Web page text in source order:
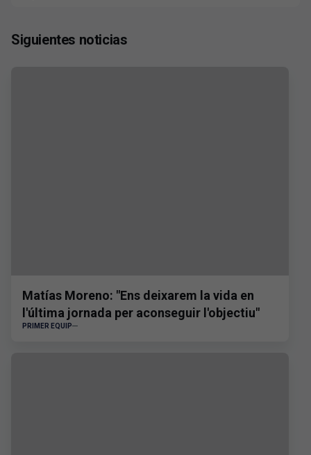
Siguientes noticias
Matías Moreno: "Ens deixarem la vida en
l'última jornada per aconseguir l'objectiu"
PRIMER EQUIP